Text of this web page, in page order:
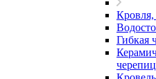
Гибкая